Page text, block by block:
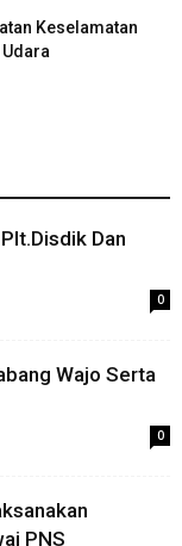
Keselamatan
Dan
0
Wajo Serta
0
PNS